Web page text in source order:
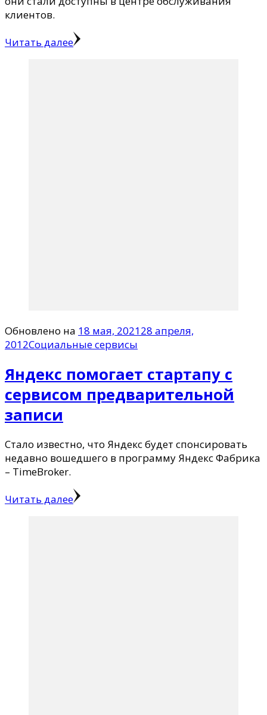
клиентов.
Читать далее
Обновлено на 18 мая, 202128 апреля,
2012Социальные сервисы
Яндекс помогает стартапу с
сервисом предварительной
записи
Стало известно, что Яндекс будет спонсировать
недавно вошедшего в программу Яндекс Фабрика
– TimeBroker.
Читать далее